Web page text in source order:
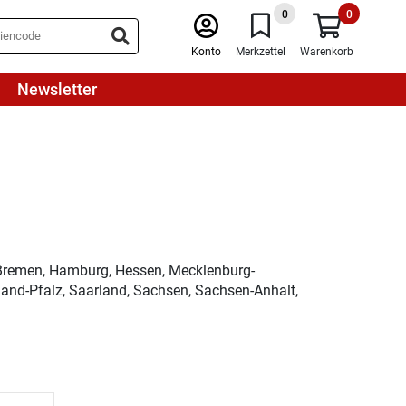
Konto
0
Merkzettel
0
Warenkorb
Newsletter
Hamburg, Hessen, Mecklenburg-
Pfalz, Saarland, Sachsen, Sachsen-Anhalt,